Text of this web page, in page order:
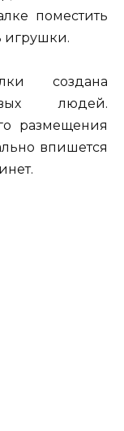
поместить
игрушки.
создана
людей.
размещения
впишется